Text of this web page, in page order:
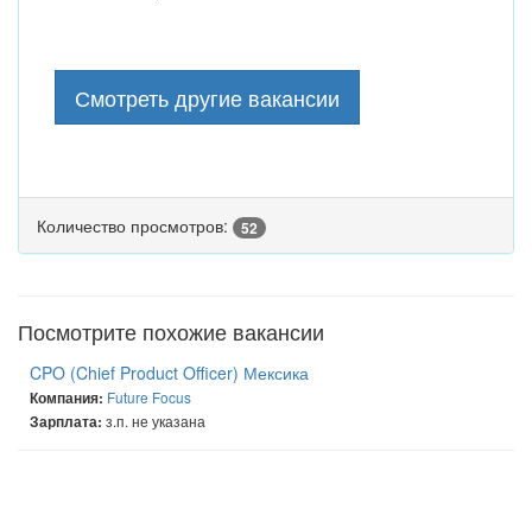
Смотреть другие вакансии
Количество просмотров: 52
Посмотрите похожие вакансии
CPO (Chief Product Officer) Мексика
Компания: Future Focus
Зарплата: з.п. не указана